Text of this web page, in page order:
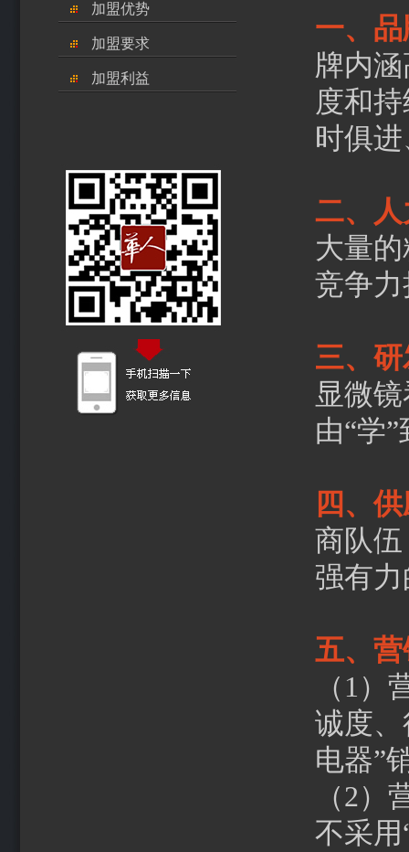
加盟优势
加盟要求
加盟利益
一、
牌内
度和
时俱
二、
大量
竞争
三、
显微
由“学
四、
商队
强有
五、
（1
诚度
电器”
（2
不采